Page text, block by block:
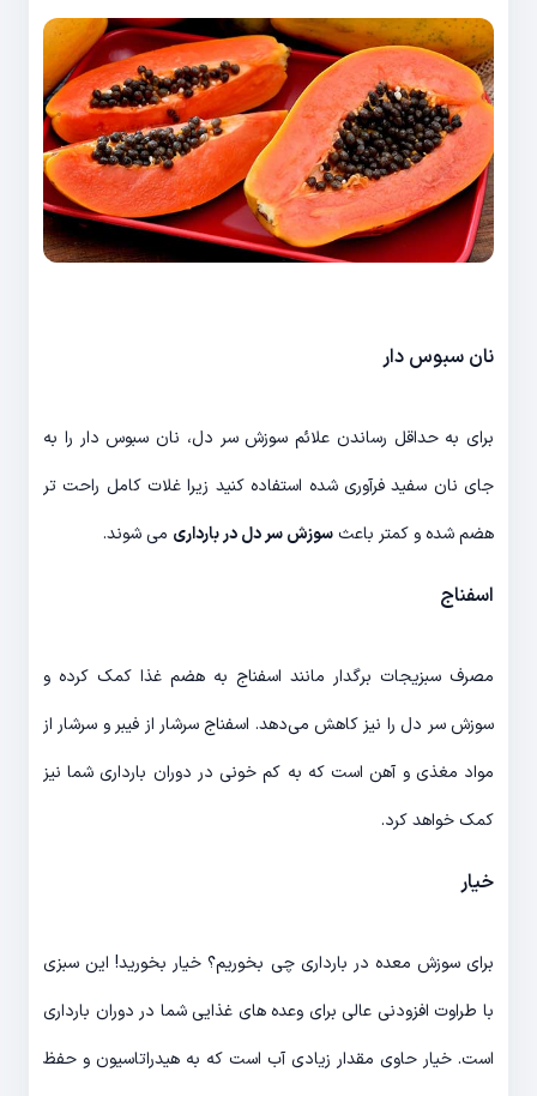
نان سبوس دار
برای به حداقل رساندن علائم سوزش سر دل، نان سبوس دار را به
جای نان سفید فرآوری شده استفاده کنید زیرا غلات کامل راحت تر
هضم شده و کمتر باعث سوزش سر دل در بارداری می شوند.
اسفناج
مصرف سبزیجات برگدار مانند اسفناج به هضم غذا کمک کرده و
سوزش سر دل را نیز کاهش می‌دهد. اسفناج سرشار از فیبر و سرشار از
مواد مغذی و آهن است که به کم خونی در دوران بارداری شما نیز
کمک خواهد کرد.
خیار
برای سوزش معده در بارداری چی بخوریم؟ خیار بخورید! این سبزی
با طراوت افزودنی عالی برای وعده های غذایی شما در دوران بارداری
است. خیار حاوی مقدار زیادی آب است که به هیدراتاسیون و حفظ